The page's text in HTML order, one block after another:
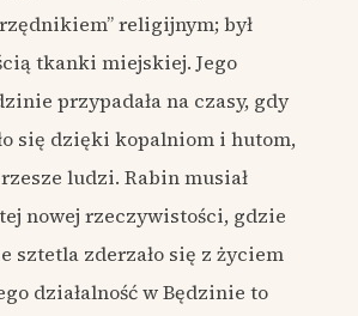
religijnym; był
tkanki miejskiej. Jego
przypadała na czasy, gdy
się dzięki kopalniom i hutom,
ludzi. Rabin musiał
nowej rzeczywistości, gdzie
sztetla zderzało się z życiem
działalność w Będzinie to